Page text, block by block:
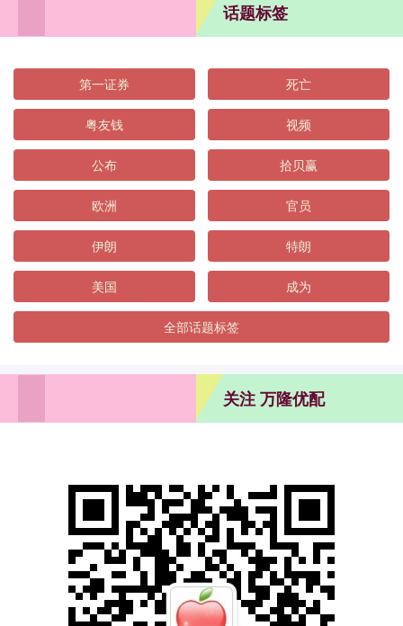
话题标签
第一证券 死亡
粤友钱 视频
公布 拾贝赢
欧洲 官员
伊朗 特朗
美国 成为
全部话题标签
关注 万隆优配